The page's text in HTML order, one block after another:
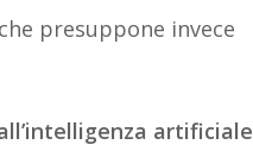
presuppone invece
artificiale